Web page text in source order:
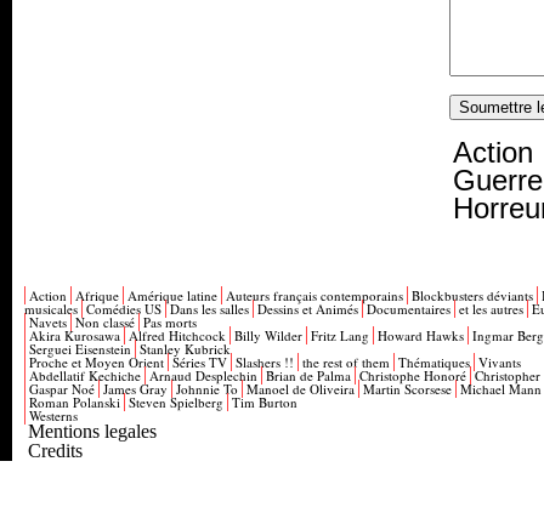
Action
Guerre
Action Afrique Amérique latine Auteurs français contemporains Blockbusters déviants
musicales Comédies US Dans les salles Dessins et Animés Documentaires et les autres
Navets Non classé Pas morts
Akira Kurosawa Alfred Hitchcock Billy Wilder Fritz Lang Howard Hawks Ingmar
Serguei Eisenstein Stanley Kubrick
Proche et Moyen Orient Séries TV Slashers !! the rest of them Thématiques Vivants
Abdellatif Kechiche Arnaud Desplechin Brian de Palma Christophe Honoré
Gaspar Noé James Gray Johnnie To Manoel de Oliveira Martin Scorsese Michael Mann
Roman Polanski Steven Spielberg Tim Burton
Westerns
Mentions legales
Credits